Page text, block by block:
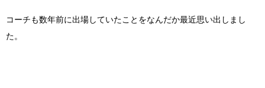
コーチも数年前に出場していたことをなんだか最近思い出しまし
た。